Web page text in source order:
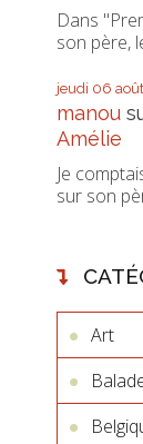
Dans
son père,
jeudi 06
manou
Amélie
Je
sur son
Art